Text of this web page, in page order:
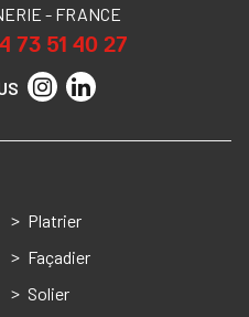
- FRANCE
73 51 40 27
Platrier
Façadier
Solier